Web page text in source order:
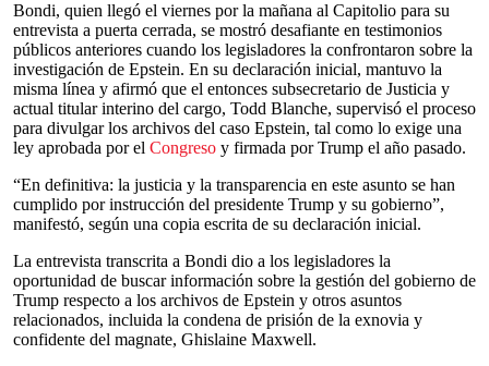
Bondi, quien llegó el viernes por la mañana al Capitolio para su
entrevista a puerta cerrada, se mostró desafiante en testimonios
públicos anteriores cuando los legisladores la confrontaron sobre la
investigación de Epstein. En su declaración inicial, mantuvo la
misma línea y afirmó que el entonces subsecretario de Justicia y
actual titular interino del cargo, Todd Blanche, supervisó el proceso
para divulgar los archivos del caso Epstein, tal como lo exige una
ley aprobada por el Congreso y firmada por Trump el año pasado.
“En definitiva: la justicia y la transparencia en este asunto se han
cumplido por instrucción del presidente Trump y su gobierno”,
manifestó, según una copia escrita de su declaración inicial.
La entrevista transcrita a Bondi dio a los legisladores la
oportunidad de buscar información sobre la gestión del gobierno de
Trump respecto a los archivos de Epstein y otros asuntos
relacionados, incluida la condena de prisión de la exnovia y
confidente del magnate, Ghislaine Maxwell.